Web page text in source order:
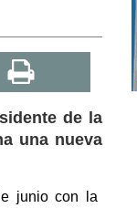
de la
una nueva
junio con la